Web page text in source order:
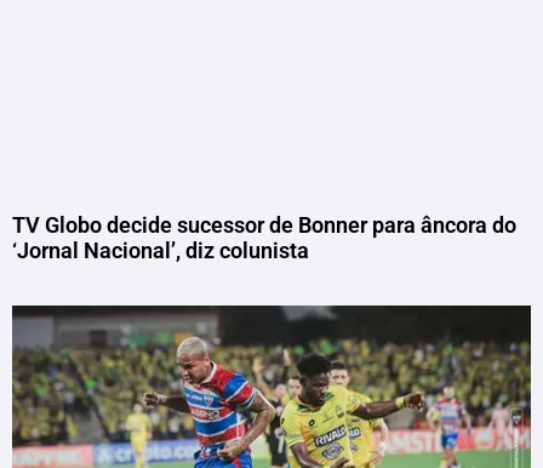
TV Globo decide sucessor de Bonner para âncora do
‘Jornal Nacional’, diz colunista